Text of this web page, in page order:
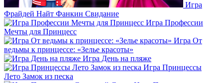
Игра
Фрайдей Найт Фанкин Свидание
Игра Профессии
Мечты для Принцесс
Игра От
ведьмы к принцессе: «Зелье красоты»
Игра День на пляже
Игра Принцессы
Лето Замок из песка